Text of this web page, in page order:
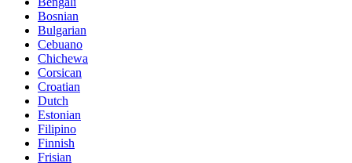
Bosnian
Bulgarian
Cebuano
Chichewa
Corsican
Croatian
Dutch
Estonian
Filipino
Finnish
Frisian